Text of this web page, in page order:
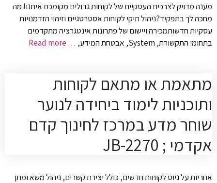
מענה מדויק לצרכים העסקיים של לקוחות גדולים מקומכם איתנו! מה
מחכה לך בתפקיד?ניהול תיקי לקוחות אסטרטגיים וזיהוי הזדמנויות
עסקיות חדשותמכירה ויישום של פתרונות אינטגרציה מתקדמים
בתחומי התקשורת, System, אבטחת המידע, …
Read more
מתאמת או מתאם לקוחות
ותוכניות לימוד ביחידה לנוער
שוחר מדע במרכז לחינוך קדם
אקדמי ; JB-2270
אחריות על גיוס לקוחות חדשים, כולל יצירת קשרים, ניהול משא ומתן